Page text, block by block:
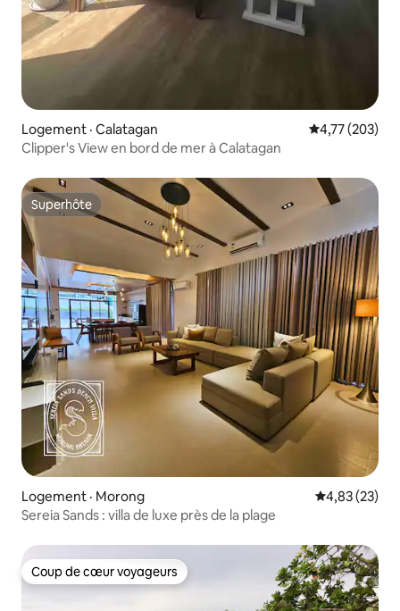
Logement · Calatagan Note
4,77 (203)
Clipper's View en bord de mer à Calatagan
Superhôte
Superhôte
Logement · Morong Note
4,83 (23)
Sereia Sands : villa de luxe près de la plage
Coup de cœur voyageurs
Coup de cœur voyageurs